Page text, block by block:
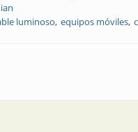
luminoso equipos móviles
para la industria minera